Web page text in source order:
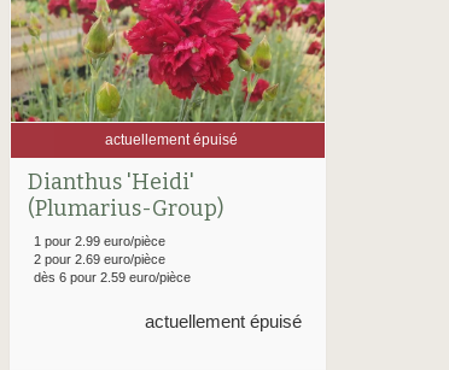
actuellement épuisé
Dianthus 'Heidi'
(Plumarius-Group)
1 pour 2.99 euro/pièce
2 pour 2.69 euro/pièce
dès 6 pour 2.59 euro/pièce
actuellement épuisé